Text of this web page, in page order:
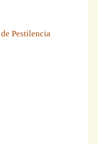
Pestilencia